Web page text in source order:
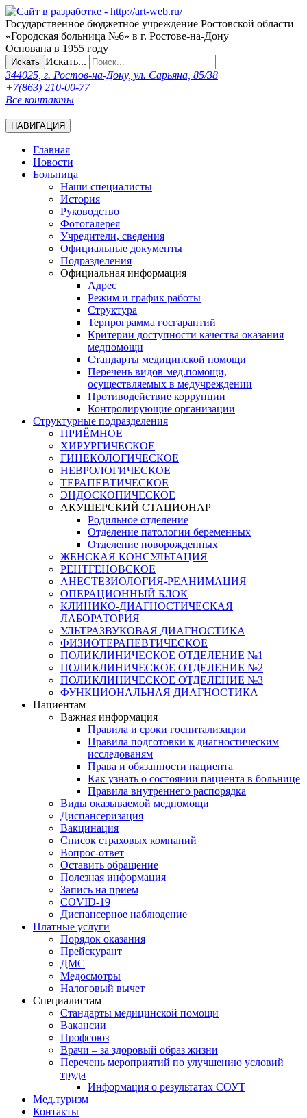
Государственное бюджетное учреждение Ростовской области
«Городская больница №6» в г. Ростове-на-Дону
Основана в 1955 году
Искать Искать...
344025, г. Ростов-на-Дону, ул. Сарьяна, 85/38
+7(863) 210-00-77
Все контакты
НАВИГАЦИЯ
Главная
Новости
Больница
Наши специалисты
История
Руководство
Фотогалерея
Учредители, сведения
Официальные документы
Подразделения
Официальная информация
Адрес
Режим и график работы
Структура
Терпрограмма госгарантий
Критерии доступности качества оказания
медпомощи
​Стандарты медицинской помощи
Перечень видов мед.помощи,
осуществляемых в медучреждении
Противодействие коррупции
Контролирующие организации
Структурные подразделения
ПРИЁМНОЕ
ХИРУРГИЧЕСКОЕ
ГИНЕКОЛОГИЧЕСКОЕ
НЕВРОЛОГИЧЕСКОЕ
ТЕРАПЕВТИЧЕСКОЕ
ЭНДОСКОПИЧЕСКОЕ
АКУШЕРСКИЙ СТАЦИОНАР
Родильное отделение
Отделение патологии беременных
Отделение новорожденных
ЖЕНСКАЯ КОНСУЛЬТАЦИЯ
РЕНТГЕНОВСКОЕ
АНЕСТЕЗИОЛОГИЯ-РЕАНИМАЦИЯ
ОПЕРАЦИОННЫЙ БЛОК
КЛИНИКО-ДИАГНОСТИЧЕСКАЯ
ЛАБОРАТОРИЯ
УЛЬТРАЗВУКОВАЯ ДИАГНОСТИКА
ФИЗИОТЕРАПЕВТИЧЕСКОЕ
ПОЛИКЛИНИЧЕСКОЕ ОТДЕЛЕНИЕ №1
ПОЛИКЛИНИЧЕСКОЕ ОТДЕЛЕНИЕ №2
ПОЛИКЛИНИЧЕСКОЕ ОТДЕЛЕНИЕ №3
ФУНКЦИОНАЛЬНАЯ ДИАГНОСТИКА
Пациентам
Важная информация
Правила и сроки госпитализации
Правила подготовки к диагностическим
исследованям
Права и обязанности пациента
Как узнать о состоянии пациента в больнице
Правила внутреннего распорядка
Виды оказываемой медпомощи
Диспансеризация
Вакцинация
Список страховых компаний
Вопрос-ответ
Оставить обращение
Полезная информация
Запись на прием
COVID-19
Диспансерное наблюдение
Платные услуги
Порядок оказания
Прейскурант
ДМС
Медосмотры
Налоговый вычет
Специалистам
Стандарты медицинской помощи
Вакансии
Профсоюз
Врачи – за здоровый образ жизни
Перечень мероприятий по улучшению условий
труда
Информация о результатах СОУТ
Мед.туризм
Контакты